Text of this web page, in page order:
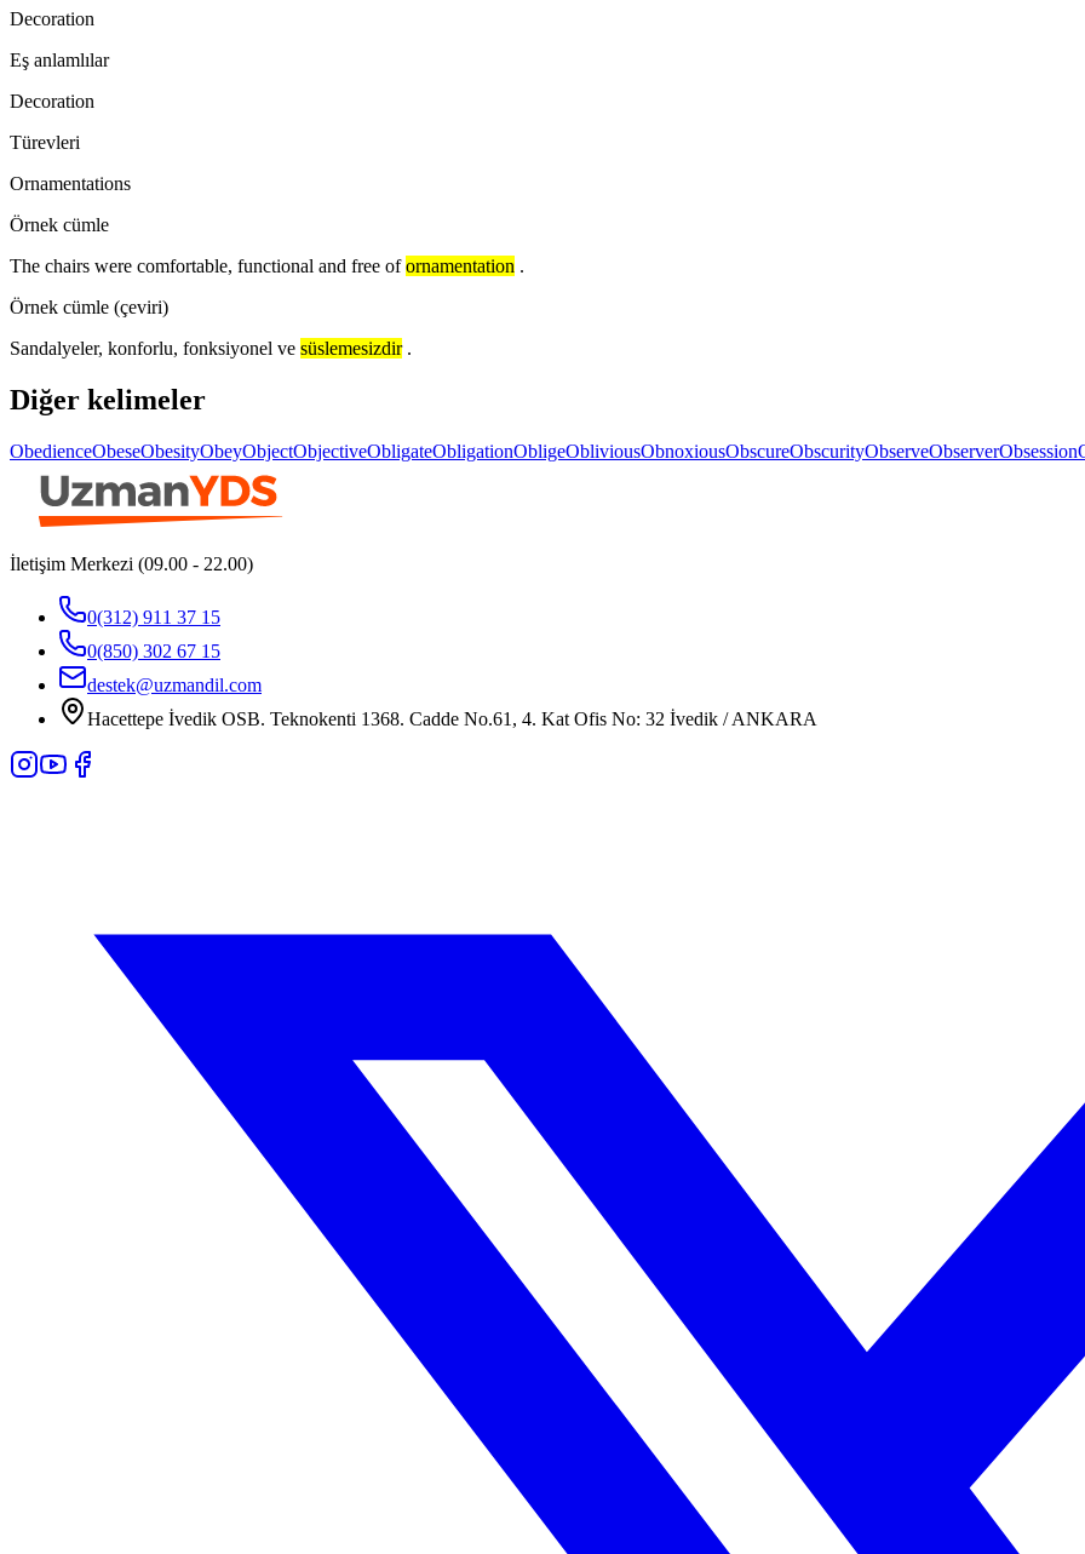
Decoration
Eş anlamlılar
Decoration
Türevleri
Ornamentations
Örnek cümle
The chairs were comfortable, functional and free of ornamentation .
Örnek cümle (çeviri)
Sandalyeler, konforlu, fonksiyonel ve süslemesizdir .
Diğer kelimeler
ObedienceObeseObesityObeyObjectObjectiveObligateObligationObligeObliviousObnoxiousObscureObscurityObserveObserverObsession
İletişim Merkezi (09.00 - 22.00)
0(312) 911 37 15
0(850) 302 67 15
destek@uzmandil.com
Hacettepe İvedik OSB. Teknokenti 1368. Cadde No.61, 4. Kat Ofis No: 32 İvedik / ANKARA